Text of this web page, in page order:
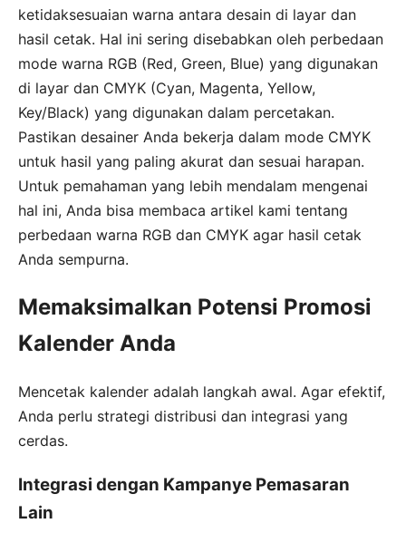
ketidaksesuaian warna antara desain di layar dan
hasil cetak. Hal ini sering disebabkan oleh perbedaan
mode warna RGB (Red, Green, Blue) yang digunakan
di layar dan CMYK (Cyan, Magenta, Yellow,
Key/Black) yang digunakan dalam percetakan.
Pastikan desainer Anda bekerja dalam mode CMYK
untuk hasil yang paling akurat dan sesuai harapan.
Untuk pemahaman yang lebih mendalam mengenai
hal ini, Anda bisa membaca artikel kami tentang
perbedaan warna RGB dan CMYK agar hasil cetak
Anda sempurna.
Memaksimalkan Potensi Promosi
Kalender Anda
Mencetak kalender adalah langkah awal. Agar efektif,
Anda perlu strategi distribusi dan integrasi yang
cerdas.
Integrasi dengan Kampanye Pemasaran
Lain